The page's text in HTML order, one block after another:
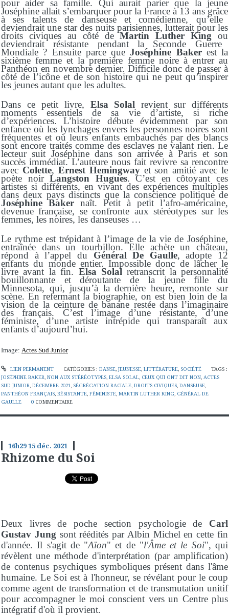
pour aider sa famille. Qui aurait parier que la jeune
Joséphine allait s’embarquer pour la France à 13 ansgrâce
à ses talents de danseuse et comédienne, qu’elle
deviendrait une star des nuits parisiennes, lutterait pour les
droits civiques au côté deMartin Luther King ou
deviendrait résistante pendant la Seconde Guerre
Mondiale ? Ensuite parce queJoséphine Baker est la
sixième femme et la première femme noire à entrer au
Panthéon en novembre dernier. Difficile donc de passer à
côté de l’icône et de son histoire qui ne peut qu’inspirer
les jeunes autant que les adultes.
Dans ce petit livre, Elsa Solal revient sur différents
moments essentiels de sa vie d’artiste, si riche
d’expériences. L’histoire débute évidemment par son
enfance où les lynchages envers lespersonnes noires sont
fréquentes et où leurs enfants embauchés par des blancs
sont encore traités comme des esclaves ne valant rien. Le
lecteur suit Joséphine dans son arrivée à Paris et son
succès immédiat. L’auteure nous fait revivre sa rencontre
avec Colette, Ernest Hemingwayet son amitié avec le
poète noirLangston Hugues. C’est en côtoyant ces
artistes si différents, en vivant des expériences multiples
dans deux pays distincts que la conscience politique de
Joséphine Baker naît. Petit à petit l’afro-américaine,
devenue française, se confronte aux stéréotypes sur les
femmes, les noires, les danseuses …
Le rythme est trépidant à l’image de la vie de Joséphine,
entraînée dans un tourbillon. Elle achète un château,
répond à l’appel du GénéralDe Gaulle, adopte 12
enfants du monde entier. Impossible donc de lâcher le
livre avant la fin. Elsa Solalretranscrit la personnalité
bouillonnante et déroutante de la jeune fille du
Minnesota, qui, jusqu’à la dernière heure,remonte sur
scène. En refermant la biographie, on est bien loin dela
vision de la ceinture de banane restée dans l’imaginaire
des français. C’est l’image d’une résistante, d’une
féministe, d’une artiste intrépide qui transparaît aux
enfants d’aujourd’hui.
Image: Actes Sud Junior
LIEN PERMANENT CATÉGORIES : DANSE, JEUNESSE, LITTÉRATURE, SOCIÉTÉ
TAGS :
JOSÉPHINE BAKER NON AUX STÉRÉOTYPES ELSA SOLAL CEUX QUI ONT DIT NON ACTES
SUD JUNIOR DÉCEMBRE 2021 SÉGRÉGATION RACIALE DROITS CIVIQUES DANSEUSE
PANTHÉON FRANÇAIS RÉSISTANTE FÉMINISTE MARTIN LUTHER KING GÉNÉRAL DE
GAULLE
0 COMMENTAIRE
16h2915 déc. 2021
Rhizome du Soi
Deux livres de poche section psychologie de Carl
Gustav Jung sont réédités par Albin Michel en cette fin
d'année. Il s'agit de "Aïon" et de "l'Âme et le Soi", qui
révèlent une méthode d'interprétation (par amplification)
de contenus psychiques symboliques présent dans l'âme
humaine. Le Soi est à l'honneur, se révélant pour le coup
comme agent de transformation et de transmutation unitif
pour accompagner le moi conscient vers un Centre plus
intégratif d'où il provient.